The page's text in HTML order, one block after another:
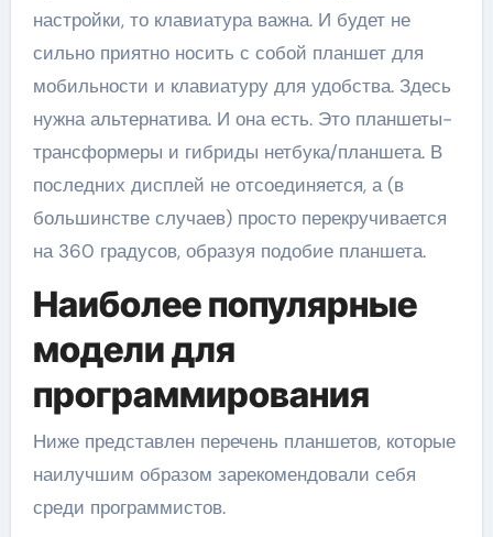
настройки, то клавиатура важна. И будет не
сильно приятно носить с собой планшет для
мобильности и клавиатуру для удобства. Здесь
нужна альтернатива. И она есть. Это планшеты-
трансформеры и гибриды нетбука/планшета. В
последних дисплей не отсоединяется, а (в
большинстве случаев) просто перекручивается
на 360 градусов, образуя подобие планшета.
Наиболее популярные
модели для
программирования
Ниже представлен перечень планшетов, которые
наилучшим образом зарекомендовали себя
среди программистов.